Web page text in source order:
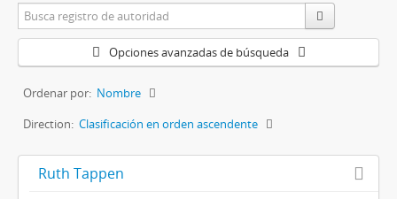
Opciones avanzadas de búsqueda
Ordenar por: Nombre
Direction: Clasificación en orden ascendente
Ruth Tappen